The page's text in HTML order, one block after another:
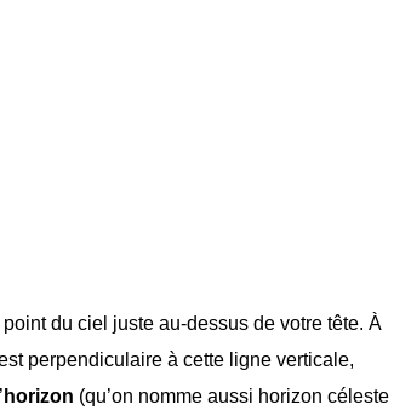
du ciel juste au-dessus de votre tête. À
perpendiculaire à cette ligne verticale,
horizon (qu’on nomme aussi horizon céleste